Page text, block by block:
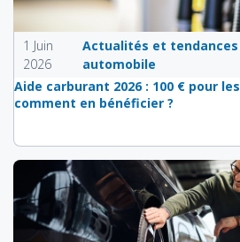
1 Juin
2026
Actualités et
automobile
Aide carburant 2026 : 100 € pour
comment en bénéficier ?